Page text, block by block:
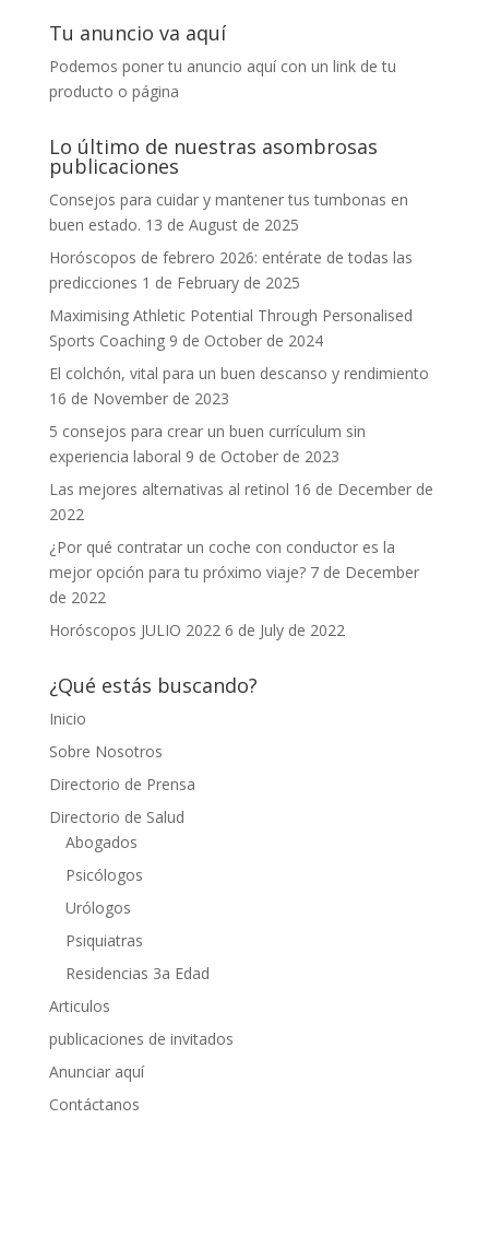
Tu anuncio va aquí
Podemos poner tu anuncio aquí con un link de tu
producto o página
Lo último de nuestras asombrosas
publicaciones
Consejos para cuidar y mantener tus tumbonas en
buen estado. 13 de August de 2025
Horóscopos de febrero 2026: entérate de todas las
predicciones 1 de February de 2025
Maximising Athletic Potential Through Personalised
Sports Coaching 9 de October de 2024
El colchón, vital para un buen descanso y rendimiento
16 de November de 2023
5 consejos para crear un buen currículum sin
experiencia laboral 9 de October de 2023
Las mejores alternativas al retinol 16 de December de
2022
¿Por qué contratar un coche con conductor es la
mejor opción para tu próximo viaje? 7 de December
de 2022
Horóscopos JULIO 2022 6 de July de 2022
¿Qué estás buscando?
Inicio
Sobre Nosotros
Directorio de Prensa
Directorio de Salud
Abogados
Psicólogos
Urólogos
Psiquiatras
Residencias 3a Edad
Articulos
publicaciones de invitados
Anunciar aquí
Contáctanos